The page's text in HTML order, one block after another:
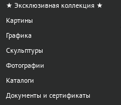
★ Эксклюзивная коллекция ★
Картины
Графика
Скульптуры
Фотографии
Каталоги
Документы и сертификаты